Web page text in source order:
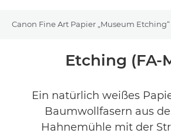
Canon Fine Art Papier „Museum Etching“
Produktbewertungen
Etching (FA-
Ein natürlich weißes
Baumwollfasern aus
Hahnemühle mit der